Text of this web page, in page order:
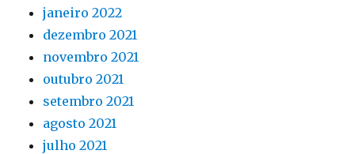
janeiro 2022
dezembro 2021
novembro 2021
outubro 2021
setembro 2021
agosto 2021
julho 2021